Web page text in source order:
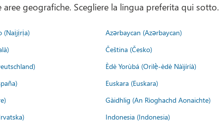
geografiche. Scegliere la lingua preferita qui sotto.
(Naịjịrịa) Azərbaycan (Azərbaycan)
Čeština (Česko)
Èdè Yorùbá (Orilẹ̀-èdè Nàìjíríà)
Euskara (Euskara)
Gàidhlig (An Rìoghachd Aonaichte)
Indonesia (Indonesia)